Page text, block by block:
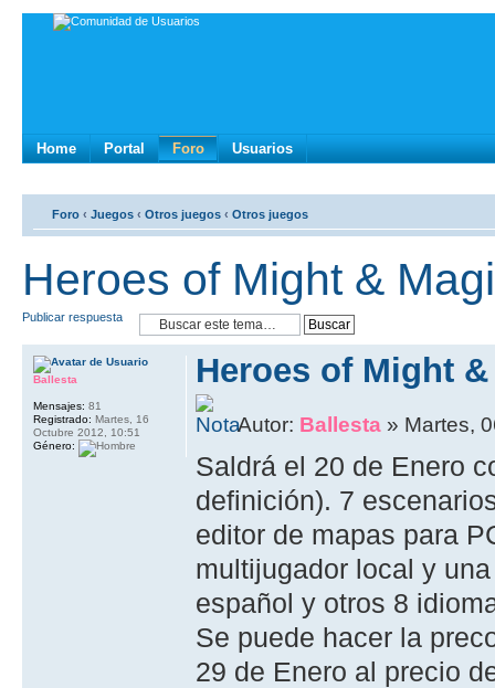
Home Portal Foro Usuarios
Foro ‹ Juegos ‹ Otros juegos ‹ Otros juegos
Heroes of Might &
Publicar respuesta
Heroes of Might
Autor: Ballesta » Martes,
Saldrá el 20 de Enero
definición). 7
editor de mapas para
multijugador local y
español y otros 8
Se puede hacer la
29 de Enero al precio
Ballesta
Mensajes: 81
Registrado: Martes, 16
Octubre 2012, 10:51
Género: